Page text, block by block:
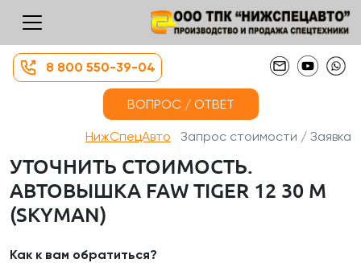
8 800 550-39-04
ВОПРОС / ОТВЕТ
НижСпецАвто Запрос стоимости / Заявка
УТОЧНИТЬ СТОИМОСТЬ.
АВТОВЫШКА FAW TIGER 12 30 М
(SKYMAN)
Как к вам обратиться?